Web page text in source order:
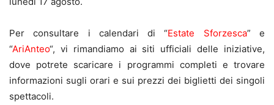
Per consultare i calendari di “Estate Sforzesca” e
“AriAnteo“, vi rimandiamo ai siti ufficiali delle iniziative,
dove potrete scaricare i programmi completi e trovare
informazioni sugli orari e sui prezzi dei biglietti dei singoli
spettacoli.